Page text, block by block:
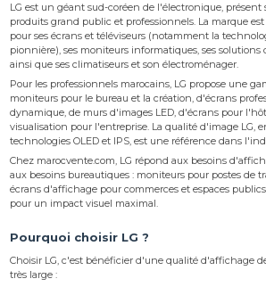
LG est un géant sud-coréen de l'électronique,
produits grand public et professionnels. La marque
pour ses écrans et téléviseurs (notamment la
pionnière), ses moniteurs informatiques, ses
ainsi que ses climatiseurs et son électroménager.
Pour les professionnels marocains, LG propose une
moniteurs pour le bureau et la création, d'écrans
dynamique, de murs d'images LED, d'écrans pour
visualisation pour l'entreprise. La qualité d'image LG,
technologies OLED et IPS, est une référence dans
Chez marocvente.com, LG répond aux besoins
aux besoins bureautiques : moniteurs pour postes de
écrans d'affichage pour commerces et espaces
pour un impact visuel maximal.
Pourquoi choisir LG ?
Choisir LG, c'est bénéficier d'une qualité d'affichage
très large :